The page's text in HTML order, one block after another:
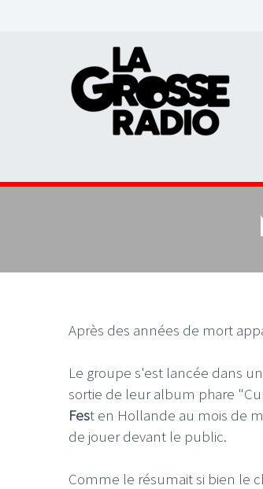
Après des années de mort
Le groupe s'est lancée dans
sortie de leur album phare
Fest en Hollande au mois de
de jouer devant le public.
Comme le résumait si bien le